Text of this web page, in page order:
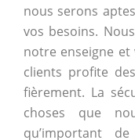
nous serons
vos besoins.
notre enseigne et
clients profite
fièrement. La
choses que
qu’important